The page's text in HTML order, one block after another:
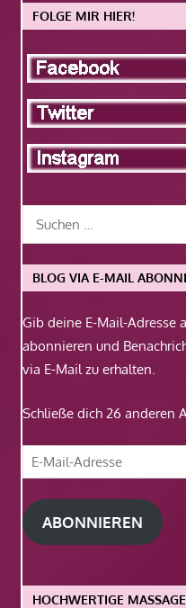
FOLGE MIR HIER!
BLOG VIA E-MAIL
Gib deine E-Mail-Adresse
abonnieren und
via E-Mail zu erhalten.
Schließe dich 26 anderen
E-
Mail-
Adresse
ABONNIEREN
HOCHWERTIGE